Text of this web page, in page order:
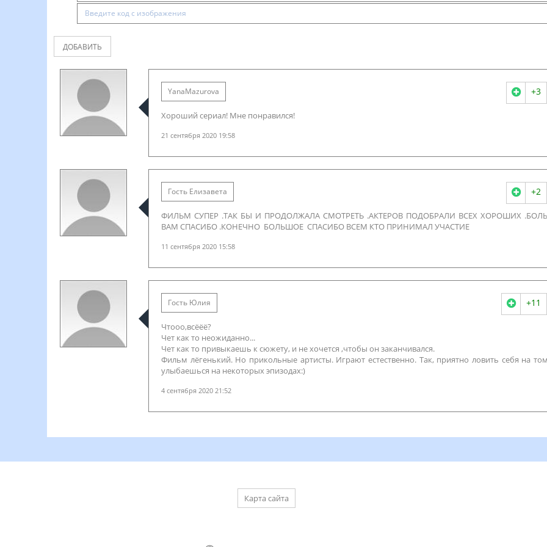
ДОБАВИТЬ
YanaMazurova +3
Хороший сериал! Мне понравился!
21 сентября 2020 19:58
Гость Елизавета +2
ФИЛЬМ СУПЕР .ТАК БЫ И ПРОДОЛЖАЛА СМОТРЕТЬ .АКТЕРОВ ПОДОБРАЛИ ВСЕХ ХОРОШИХ
ВАМ СПАСИБО .КОНЕЧНО БОЛЬШОЕ СПАСИБО ВСЕМ КТО ПРИНИМАЛ УЧАСТИЕ
11 сентября 2020 15:58
Гость Юлия +11
Чтооо,всёёё?
Чет как то неожиданно...
Чет как то привыкаешь к сюжету, и не хочется ,чтобы он заканчивался.
Фильм лёгенький. Но прикольные артисты. Играют естественно. Так, приятно ловить себя на
улыбаешься на некоторых эпизодах:)
4 сентября 2020 21:52
Карта сайта